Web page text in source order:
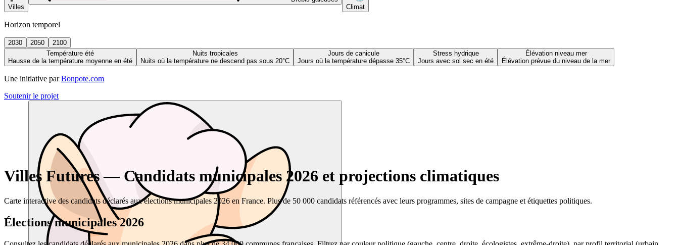
Villes
Climat
Horizon temporel
2030 2050
2100
Température été
Hausse de la température moyenne en été
Nuits tropicales
Nuits où la température ne descend pas sous 20°C
Jours de canicule
Jours où la température dépasse 35°C
Stress hydrique
Jours avec sol sec en été
Élévation niveau mer
Élévation prévue du niveau de la mer
Une initiative par Bonpote.com
Soutenir le projet
Villes Futures — Candidats municipales 2026 et projections climatiques
Carte interactive des candidats déclarés aux élections municipales 2026 en France. Plus de 50 000 candidats référencés avec leurs programmes, sites de campagne et étiquettes politiques.
Élections municipales 2026